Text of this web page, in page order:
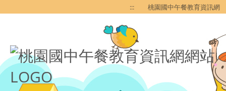
::: 桃園國中午餐教育資訊網